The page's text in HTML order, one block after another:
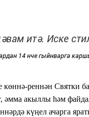
итә. Иске
14 нче гыйнварга
көннә-реннән Святки
әмма акыллы һәм
күңел ачарга